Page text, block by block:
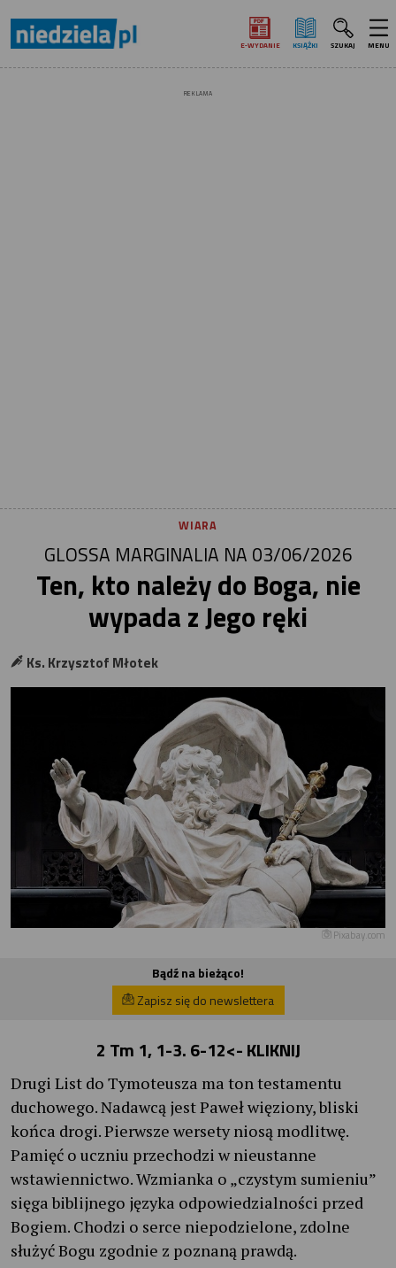
E‑WYDANIE KSIĄŻKI SZUKAJ MENU
REKLAMA
WIARA
GLOSSA MARGINALIA NA 03/06/2026
Ten, kto należy do Boga, nie
wypada z Jego ręki
Ks. Krzysztof Młotek
Pixabay.com
Bądź na bieżąco!
Zapisz się do newslettera
2 Tm 1, 1-3. 6-12<- KLIKNIJ
Drugi List do Tymoteusza ma ton testamentu
duchowego. Nadawcą jest Paweł więziony, bliski
końca drogi. Pierwsze wersety niosą modlitwę.
Pamięć o uczniu przechodzi w nieustanne
wstawiennictwo. Wzmianka o „czystym sumieniu”
sięga biblijnego języka odpowiedzialności przed
Bogiem. Chodzi o serce niepodzielone, zdolne
służyć Bogu zgodnie z poznaną prawdą.